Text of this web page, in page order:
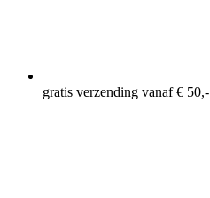
gratis verzending vanaf € 50,-